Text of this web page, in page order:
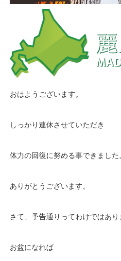
おはようございます。
しっかり連休させていただき
体力の回復に努める事できました
ありがとうございます。
さて、予告通りってわけではあ
お盆になれば